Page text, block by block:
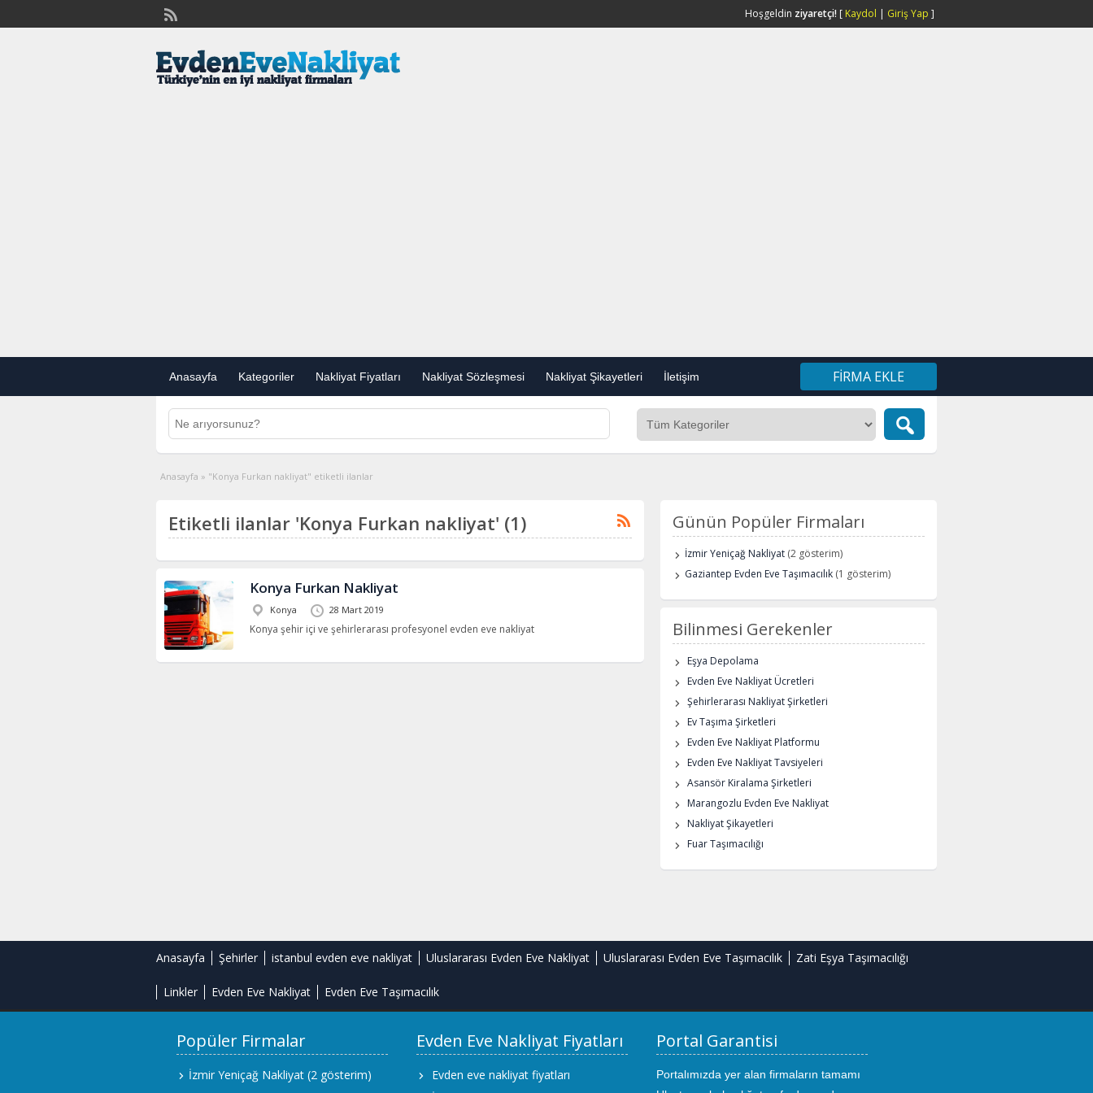
Hoşgeldin ziyaretçi! [ Kaydol | Giriş Yap ]
Anasayfa Kategoriler Nakliyat Fiyatları Nakliyat Sözleşmesi Nakliyat Şikayetleri İletişim FIRMA EKLE
Anasayfa » "Konya Furkan nakliyat" etiketli ilanlar
Etiketli ilanlar 'Konya Furkan nakliyat' (1)
Konya Furkan Nakliyat
Konya 28 Mart 2019
Konya şehir içi ve şehirlerarası profesyonel evden eve nakliyat
Günün Popüler Firmaları
İzmir Yeniçağ Nakliyat (2 gösterim)
Gaziantep Evden Eve Taşımacılık (1 gösterim)
Bilinmesi Gerekenler
Eşya Depolama
Evden Eve Nakliyat Ücretleri
Şehirlerarası Nakliyat Şirketleri
Ev Taşıma Şirketleri
Evden Eve Nakliyat Platformu
Evden Eve Nakliyat Tavsiyeleri
Asansör Kiralama Şirketleri
Marangozlu Evden Eve Nakliyat
Nakliyat Şikayetleri
Fuar Taşımacılığı
Anasayfa Şehirler istanbul evden eve nakliyat Uluslararası Evden Eve Nakliyat Uluslararası Evden Eve Taşımacılık Zati Eşya Taşımacılığı
Linkler Evden Eve Nakliyat Evden Eve Taşımacılık
Popüler Firmalar
İzmir Yeniçağ Nakliyat (2 gösterim)
Evden Eve Nakliyat Fiyatları
Evden eve nakliyat fiyatları
Portal Garantisi
Portalımızda yer alan firmaların tamamı